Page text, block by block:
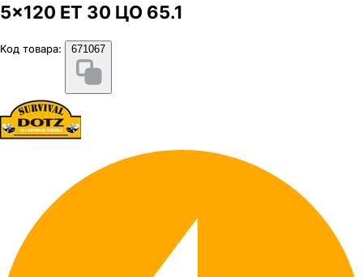
5x120 ЕТ 30 ЦО 65.1
Код товара: 671067